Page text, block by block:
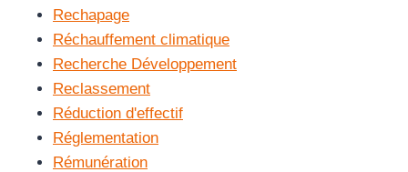
Rechapage
Réchauffement climatique
Recherche Développement
Reclassement
Réduction d'effectif
Réglementation
Rémunération